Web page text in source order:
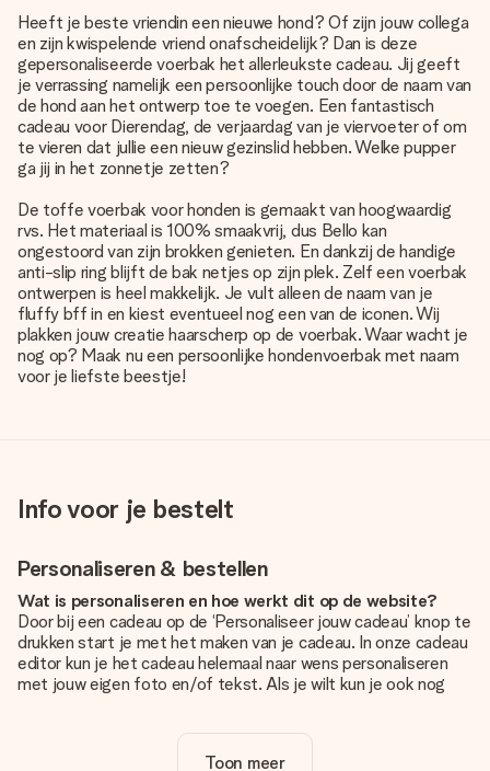
Heeft je beste vriendin een nieuwe hond? Of zijn jouw collega
en zijn kwispelende vriend onafscheidelijk? Dan is deze
gepersonaliseerde voerbak het allerleukste cadeau. Jij geeft
je verrassing namelijk een persoonlijke touch door de naam van
de hond aan het ontwerp toe te voegen. Een fantastisch
cadeau voor Dierendag, de verjaardag van je viervoeter of om
te vieren dat jullie een nieuw gezinslid hebben. Welke pupper
ga jij in het zonnetje zetten?
De toffe voerbak voor honden is gemaakt van hoogwaardig
rvs. Het materiaal is 100% smaakvrij, dus Bello kan
ongestoord van zijn brokken genieten. En dankzij de handige
anti-slip ring blijft de bak netjes op zijn plek. Zelf een voerbak
ontwerpen is heel makkelijk. Je vult alleen de naam van je
fluffy bff in en kiest eventueel nog een van de iconen. Wij
plakken jouw creatie haarscherp op de voerbak. Waar wacht je
nog op? Maak nu een persoonlijke hondenvoerbak met naam
voor je liefste beestje!
Info voor je bestelt
Personaliseren & bestellen
Wat is personaliseren en hoe werkt dit op de website?
Door bij een cadeau op de ‘Personaliseer jouw cadeau’ knop te
drukken start je met het maken van je cadeau. In onze cadeau
editor kun je het cadeau helemaal naar wens personaliseren
met jouw eigen foto en/of tekst. Als je wilt kun je ook nog
Toon meer